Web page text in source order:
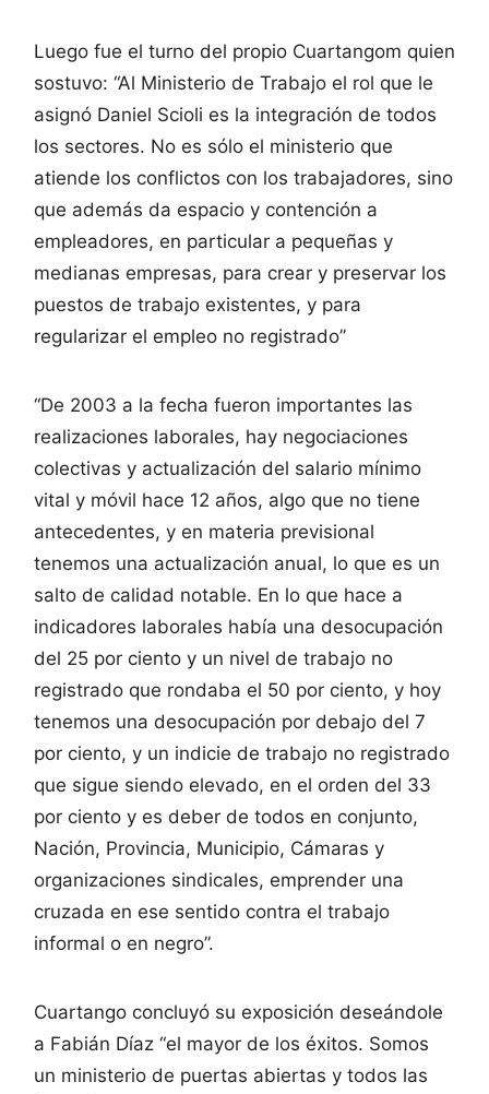
Luego fue el turno del propio Cuartangom quien
sostuvo: “Al Ministerio de Trabajo el rol que le
asignó Daniel Scioli es la integración de todos
los sectores. No es sólo el ministerio que
atiende los conflictos con los trabajadores, sino
que además da espacio y contención a
empleadores, en particular a pequeñas y
medianas empresas, para crear y preservar los
puestos de trabajo existentes, y para
regularizar el empleo no registrado”
“De 2003 a la fecha fueron importantes las
realizaciones laborales, hay negociaciones
colectivas y actualización del salario mínimo
vital y móvil hace 12 años, algo que no tiene
antecedentes, y en materia previsional
tenemos una actualización anual, lo que es un
salto de calidad notable. En lo que hace a
indicadores laborales había una desocupación
del 25 por ciento y un nivel de trabajo no
registrado que rondaba el 50 por ciento, y hoy
tenemos una desocupación por debajo del 7
por ciento, y un indicie de trabajo no registrado
que sigue siendo elevado, en el orden del 33
por ciento y es deber de todos en conjunto,
Nación, Provincia, Municipio, Cámaras y
organizaciones sindicales, emprender una
cruzada en ese sentido contra el trabajo
informal o en negro”.
Cuartango concluyó su exposición deseándole
a Fabián Díaz “el mayor de los éxitos. Somos
un ministerio de puertas abiertas y todos las